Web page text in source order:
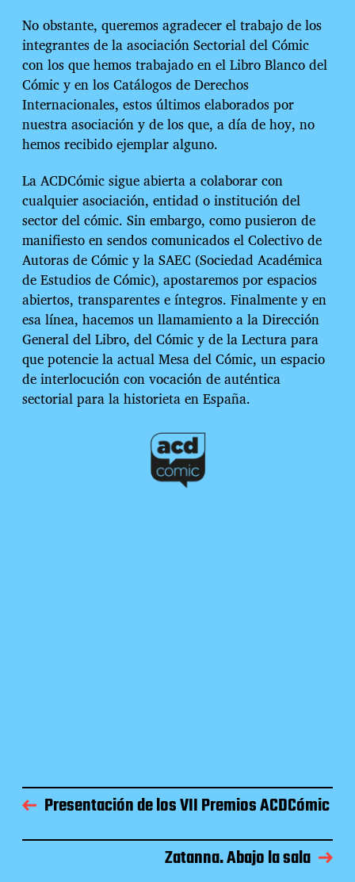
No obstante, queremos agradecer el trabajo de los
integrantes de la asociación Sectorial del Cómic
con los que hemos trabajado en el Libro Blanco del
Cómic y en los Catálogos de Derechos
Internacionales, estos últimos elaborados por
nuestra asociación y de los que, a día de hoy, no
hemos recibido ejemplar alguno.
La ACDCómic sigue abierta a colaborar con
cualquier asociación, entidad o institución del
sector del cómic. Sin embargo, como pusieron de
manifiesto en sendos comunicados el Colectivo de
Autoras de Cómic y la SAEC (Sociedad Académica
de Estudios de Cómic), apostaremos por espacios
abiertos, transparentes e íntegros. Finalmente y en
esa línea, hacemos un llamamiento a la Dirección
General del Libro, del Cómic y de la Lectura para
que potencie la actual Mesa del Cómic, un espacio
de interlocución con vocación de auténtica
sectorial para la historieta en España.
Presentación de los VII Premios ACDCómic
Zatanna. Abajo la sala